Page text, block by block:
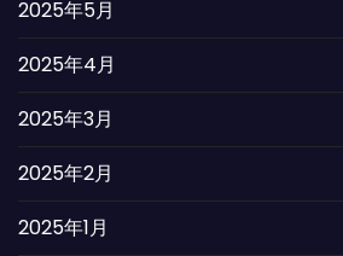
2025年5月
2025年4月
2025年3月
2025年2月
2025年1月